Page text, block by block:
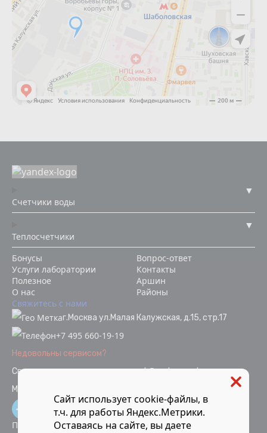
Счетчики воды
Теплосчетчики
Бонусы
Услуги лаборатории
Полезное
О нас
Вопрос-ответ
Контакты
Аршин
Районы
Свяжитесь с нами
г.Москва ул.Малая Калужская, д.15, стр.17
+7 495 660-19-19
Недовольны сервисом?
Связаться с отделом качестваok@vodopoverka.ru
Мы в социальных сетях:
Политика конфиденциальности
Сайт использует cookie-файлы, в
т.ч. для работы Яндекс.Метрики.
Оставаясь на сайте, вы даете